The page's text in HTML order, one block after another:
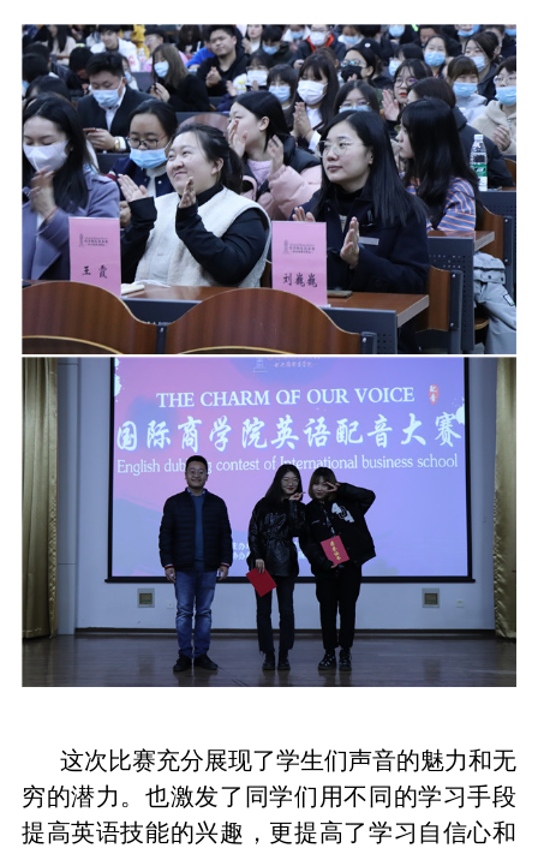
这次比赛充分展现了学生们声音的魅力和无
穷的潜力。也激发了同学们用不同的学习手段
提高英语技能的兴趣，更提高了学习自信心和